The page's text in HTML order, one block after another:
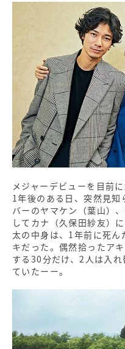
メジャーデビューを目前
1年後のある日、突然見
バーのヤマケン（葉山）
してカナ（久保田紗友）
太の中身は、1年前に死ん
キだった。偶然拾ったア
する30分だけ、2人は入
ていたーー。